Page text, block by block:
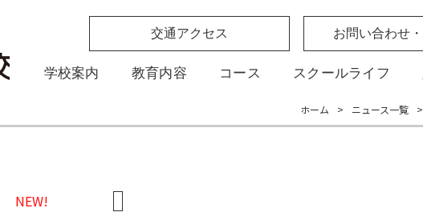
交通アクセス お問い合わせ
学校案内 教育内容 コース スクールライフ
ホーム > ニュース一覧 >
NEW!